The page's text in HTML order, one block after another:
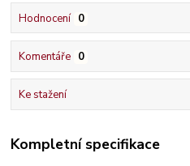
Hodnocení 0
Komentáře 0
Ke stažení
Kompletní specifikace